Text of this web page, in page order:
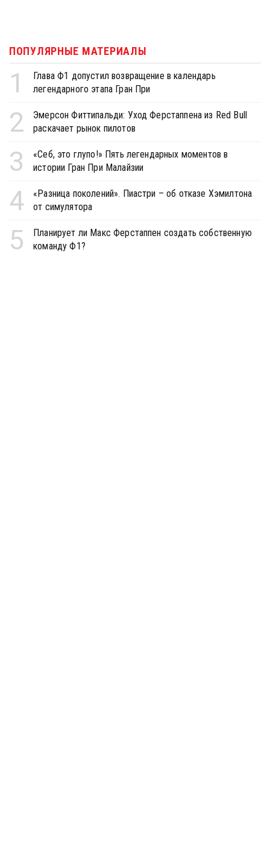
ПОПУЛЯРНЫЕ МАТЕРИАЛЫ
1
Глава Ф1 допустил возвращение в календарь
легендарного этапа Гран При
2
Эмерсон Фиттипальди: Уход Ферстаппена из Red Bull
раскачает рынок пилотов
3
«Себ, это глупо!» Пять легендарных моментов в
истории Гран При Малайзии
4
«Разница поколений». Пиастри – об отказе Хэмилтона
от симулятора
5
Планирует ли Макс Ферстаппен создать собственную
команду Ф1?